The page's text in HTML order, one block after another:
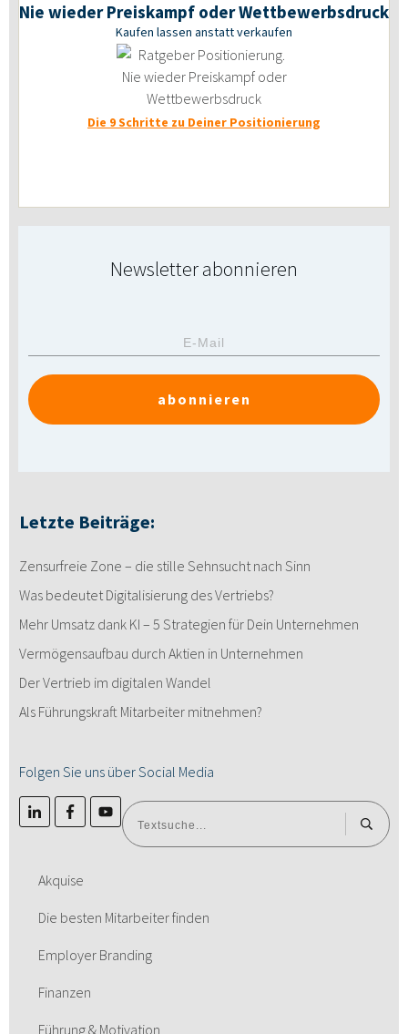
Nie wieder Preiskampf oder Wettbewerbsdruck
Kaufen lassen anstatt verkaufen
Die 9 Schritte zu Deiner Positionierung
Newsletter abonnieren
abonnieren
Letzte Beiträge:
Zensurfreie Zone – die stille Sehnsucht nach Sinn
Was bedeutet Digitalisierung des Vertriebs?
Mehr Umsatz dank KI – 5 Strategien für Dein Unternehmen
Vermögensaufbau durch Aktien in Unternehmen
Der Vertrieb im digitalen Wandel
Als Führungskraft Mitarbeiter mitnehmen?
Folgen Sie uns über Social Media
Akquise
Die besten Mitarbeiter finden
Employer Branding
Finanzen
Führung & Motivation